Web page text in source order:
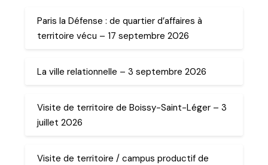
Paris la Défense : de quartier d’affaires à
territoire vécu – 17 septembre 2026
La ville relationnelle – 3 septembre 2026
Visite de territoire de Boissy-Saint-Léger – 3
juillet 2026
Visite de territoire / campus productif de